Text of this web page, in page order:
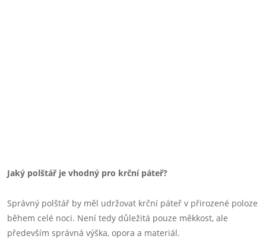
Jaký polštář je vhodný pro krční páteř?
Správný polštář by měl udržovat krční páteř v přirozené poloze
během celé noci. Není tedy důležitá pouze měkkost, ale
především správná výška, opora a materiál.